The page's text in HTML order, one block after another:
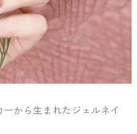
から生まれたジェルネイ